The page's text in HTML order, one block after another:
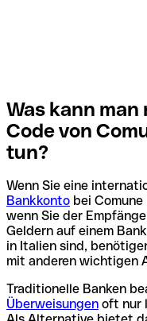
Was kann man
Code von
tun?
Wenn Sie eine
Bankkonto bei
wenn Sie der
Geldern auf einem
in Italien sind,
mit anderen wichtigen
Traditionelle Banken
Überweisungen oft nur